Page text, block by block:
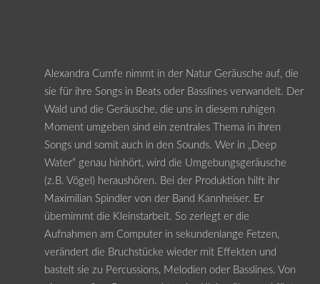
Alexandra Cumfe nimmt in der Natur Geräusche auf, die
sie für ihre Songs in Beats oder Basslines verwandelt. Der
Wald und die Geräusche, die uns in diesem ruhigen
Moment umgeben sind ein zentrales Thema in ihren
Songs und somit auch in den Sounds. Wer in „Deep
Water“ genau hinhört, wird die Umgebungsgeräusche
(z.B. Vögel) heraushören. Bei der Produktion hilft ihr
Maximilian Spindler von der Band Kannheiser. Er
übernimmt die Kleinstarbeit. So zerlegt er die
Aufnahmen am Computer in sekundenlange Fetzen,
verändert die Bruchstücke wieder mit Effekten und
bastelt sie zu Percussions, Melodien oder Basslines. Von